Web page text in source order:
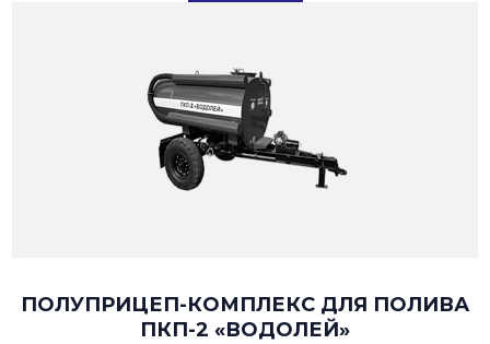
ПОЛУПРИЦЕП-КОМПЛЕКС ДЛЯ ПОЛИВА
ПКП-2 «ВОДОЛЕЙ»